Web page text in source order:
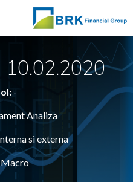
-
Analiza
si externa
Macro